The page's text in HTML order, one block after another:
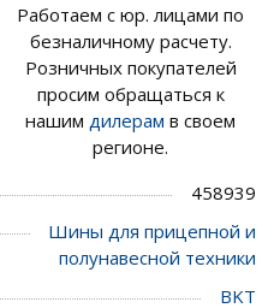
Работаем с юр. лицами по
безналичному расчету.
Розничных покупателей
просим обращаться к
нашим дилерам в своем
регионе.
458939
Шины для прицепной и
полунавесной техники
BKT